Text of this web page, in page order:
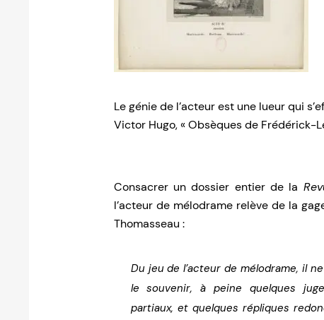
Le génie de l’acteur est une lueur qui
Victor Hugo, « Obsèques de Frédérick-
Consacrer un dossier entier de la
l’acteur de mélodrame relève de la
Thomasseau :
Du jeu de l’acteur de mélodrame, il
le souvenir, à peine quelques
partiaux, et quelques répliques